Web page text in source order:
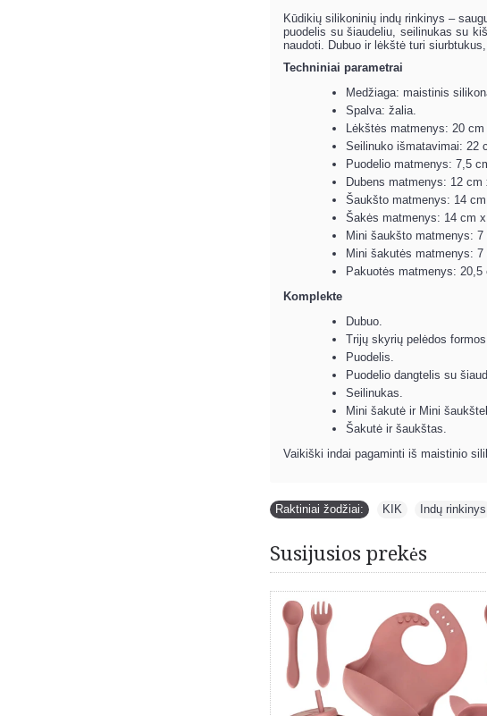
Kūdikių silikoninių indų rinkinys –
puodelis su šiaudeliu, seilinukas su
naudoti. Dubuo ir lėkštė turi
Techniniai parametrai
Medžiaga: maistinis
Spalva: žalia.
Lėkštės matmenys: 20
Seilinuko išmatavimai: 22
Puodelio matmenys: 7,5
Dubens matmenys: 12 cm
Šaukšto matmenys: 14
Šakės matmenys: 14 cm
Mini šaukšto matmenys:
Mini šakutės matmenys:
Pakuotės matmenys:
Komplekte
Dubuo.
Trijų skyrių pelėdos
Puodelis.
Puodelio dangtelis su
Seilinukas.
Mini šakutė ir Mini
Šakutė ir šaukštas.
Vaikiški indai pagaminti iš maistinio
Raktiniai žodžiai: KIK Indų rinkinys
Susijusios prekės